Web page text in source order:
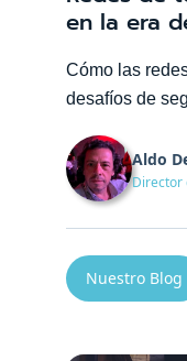
en la era
Cómo las
desafíos de
Aldo
Director
Nuestro Blog